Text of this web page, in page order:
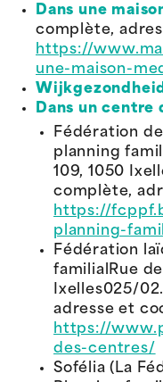
Dans une
complète,
https://
une-maison-
Dans un centre
Fédération
planning
109, 1050
complète,
https://
planning-
Fédération
familialRue
Ixelles025/
adresse et
https://
des-centres/
Sofélia (La